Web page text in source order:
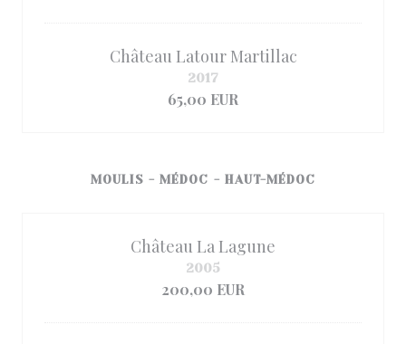
Château Latour Martillac
65,00 EUR
2017
MOULIS - MÉDOC - HAUT-MÉDOC
Château La Lagune
200,00 EUR
2005